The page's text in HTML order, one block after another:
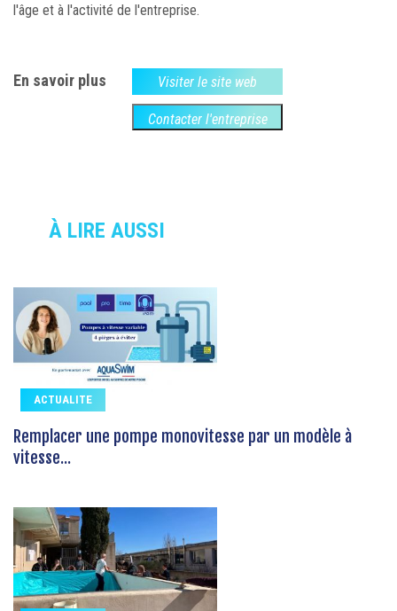
l'âge et à l'activité de l'entreprise.
En savoir plus Visiter le site web
Contacter l'entreprise
À LIRE AUSSI
ACTUALITE
Remplacer une pompe monovitesse par un modèle à
vitesse...